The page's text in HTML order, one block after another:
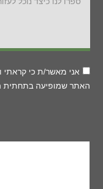
אני מאשר/ת כי קראתי
האתר שמופיעה בתחתית